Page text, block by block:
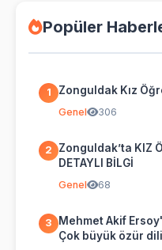
Popüler
1 Zonguldak Kız
Genel 306
2
Zonguldak’ta KIZ
DETAYLI BİLGİ
Genel 68
3
Mehmet Akif
Çok büyük özür